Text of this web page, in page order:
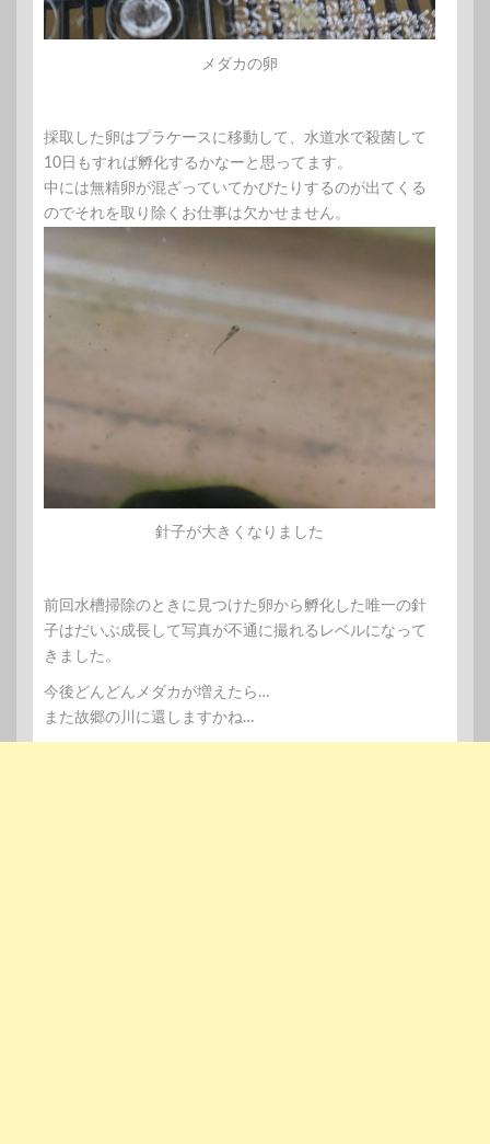
メダカの卵
採取した卵はプラケースに移動して、水道水で殺菌して
10日もすれば孵化するかなーと思ってます。
中には無精卵が混ざっていてかびたりするのが出てくる
のでそれを取り除くお仕事は欠かせません。
針子が大きくなりました
前回水槽掃除のときに見つけた卵から孵化した唯一の針
子はだいぶ成長して写真が不通に撮れるレベルになって
きました。
今後どんどんメダカが増えたら…
また故郷の川に還しますかね…